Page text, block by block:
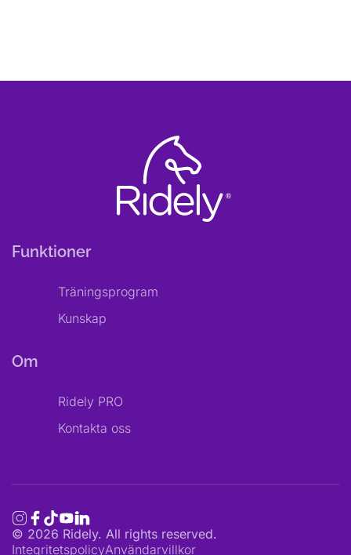
Funktioner
Träningsprogram
Kunskap
Om
Ridely PRO
Kontakta oss
© 2026 Ridely. All rights reserved.
IntegritetspolicyAnvändarvillkor